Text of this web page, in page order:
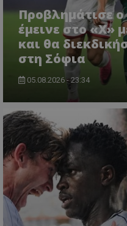
Προβλημάτισε
έμεινε στο «Χ»
και θα
στη Σόφια
05.08.2026 - 23:34